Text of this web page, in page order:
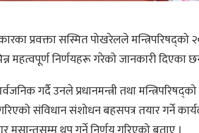
प्रवक्ता सस्मित पोखरेलले मन्त्रिपरिषद्को
निर्णयहरू गरेको जानकारी दिएका
गर्दै उनले प्रधानमन्त्री तथा मन्त्रिपरिषद्को
संविधान संशोधन बहसपत्र तयार गर्ने